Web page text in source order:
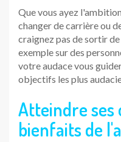
Que vous ayez
changer de carrière ou
craignez pas de sortir
exemple sur des
votre audace vous
objectifs les plus
Atteindre ses
bienfaits de